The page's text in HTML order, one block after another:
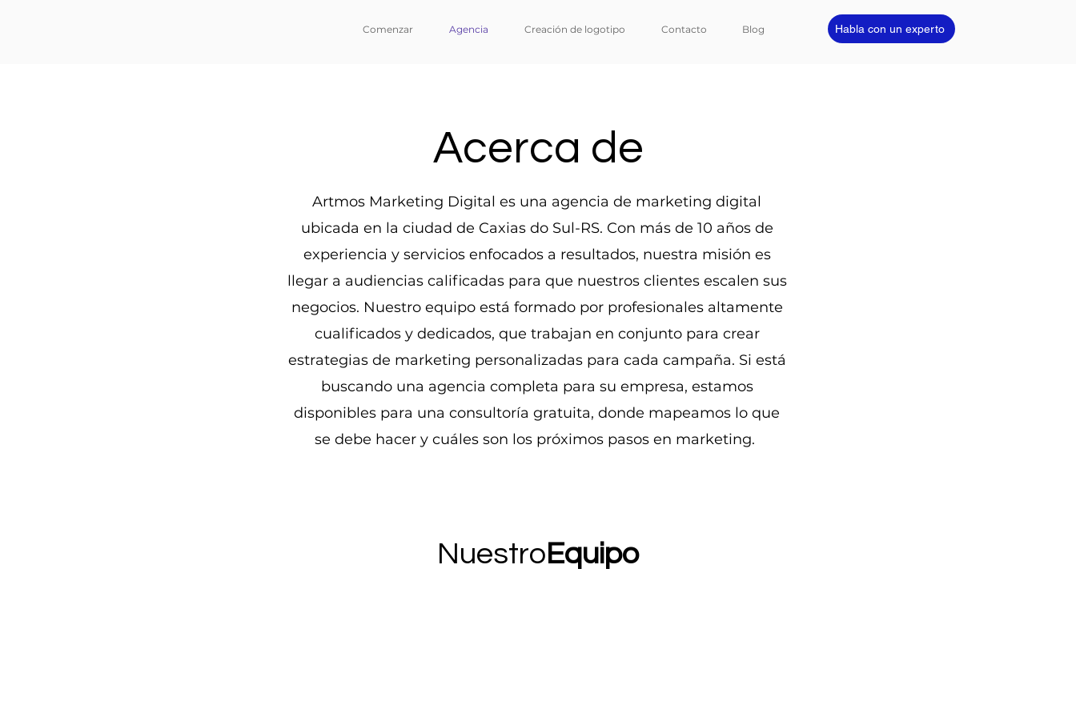
Comenzar Agencia Creación de logotipo Contacto Blog Habla con un experto
Acerca de
Artmos Marketing Digital es una agencia de marketing digital
ubicada en la ciudad de Caxias do Sul-RS. Con más de 10 años de
experiencia y servicios enfocados a resultados, nuestra misión es
llegar a audiencias calificadas para que nuestros clientes escalen sus
negocios. Nuestro equipo está formado por profesionales altamente
cualificados y dedicados, que trabajan en conjunto para crear
estrategias de marketing personalizadas para cada campaña. Si está
buscando una agencia completa para su empresa, estamos
disponibles para una consultoría gratuita, donde mapeamos lo que
se debe hacer y cuáles son los próximos pasos en marketing.
Nuestro Equipo